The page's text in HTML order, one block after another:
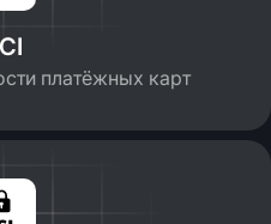
платёжных карт